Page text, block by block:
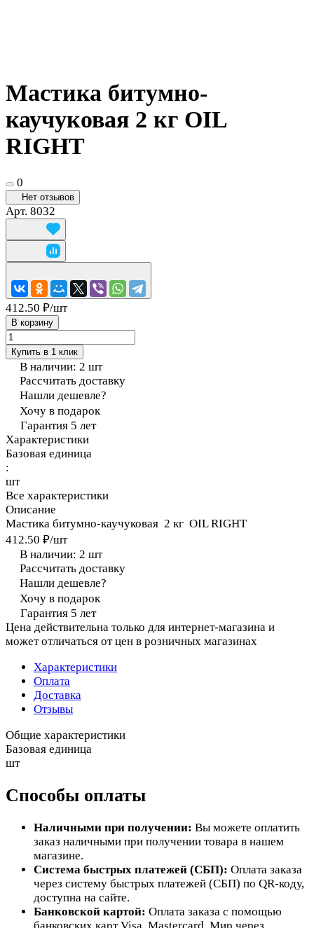
Мастика битумно-
каучуковая 2 кг OIL
RIGHT
0
Нет отзывов
Арт. 8032
412.50 ₽/шт
В корзину
Купить в 1 клик
В наличии: 2 шт
Рассчитать доставку
Нашли дешевле?
Хочу в подарок
Гарантия 5 лет
Характеристики
Базовая единица
:
шт
Все характеристики
Описание
Мастика битумно-каучуковая 2 кг OIL RIGHT
412.50 ₽/шт
В наличии: 2 шт
Рассчитать доставку
Нашли дешевле?
Хочу в подарок
Гарантия 5 лет
Цена действительна только для интернет-магазина и
может отличаться от цен в розничных магазинах
Характеристики
Оплата
Доставка
Отзывы
Общие характеристики
Базовая единица
шт
Способы оплаты
Наличными при получении: Вы можете оплатить
заказ наличными при получении товара в нашем
магазине.
Система быстрых платежей (СБП): Оплата заказа
через систему быстрых платежей (СБП) по QR-коду,
доступна на сайте.
Банковской картой: Оплата заказа с помощью